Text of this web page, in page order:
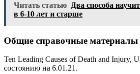
Читать статью Два способа
в 6-10 лет и старше
Общие справочные материалы
Ten Leading Causes of Death and Injury,
состоянию на 6.01.21.